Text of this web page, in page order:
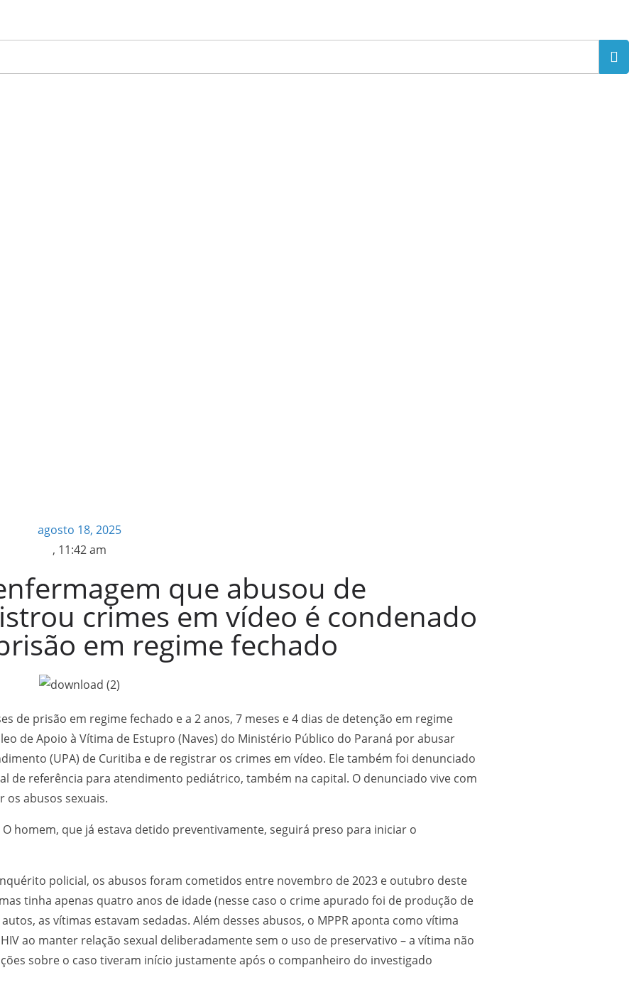
agosto 18, 2025
, 11:42 am
que abusou de
crimes em vídeo é condenado
em regime fechado
de prisão em regime fechado e a 2 anos, 7 meses e 4 dias de detenção em regime
de Apoio à Vítima de Estupro (Naves) do Ministério Público do Paraná por abusar
(UPA) de Curitiba e de registrar os crimes em vídeo. Ele também foi denunciado
de referência para atendimento pediátrico, também na capital. O denunciado vive com
os abusos sexuais.
homem, que já estava detido preventivamente, seguirá preso para iniciar o
policial, os abusos foram cometidos entre novembro de 2023 e outubro deste
tinha apenas quatro anos de idade (nesse caso o crime apurado foi de produção de
as vítimas estavam sedadas. Além desses abusos, o MPPR aponta como vítima
ao manter relação sexual deliberadamente sem o uso de preservativo – a vítima não
sobre o caso tiveram início justamente após o companheiro do investigado